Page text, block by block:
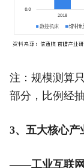
注：规模测算
部分，比例经
3、五大核心产
——工业互联网